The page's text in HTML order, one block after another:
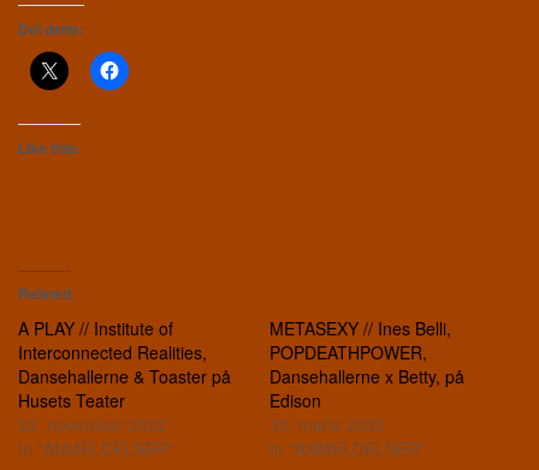
Del dette:
Like this:
Related
A PLAY // Institute of
Interconnected Realities,
Dansehallerne & Toaster på
Husets Teater
22. november 2022
In "ANMELDELSER"
METASEXY // Ines Belli,
POPDEATHPOWER,
Dansehallerne x Betty, på
Edison
30. marts 2022
In "ANMELDELSER"